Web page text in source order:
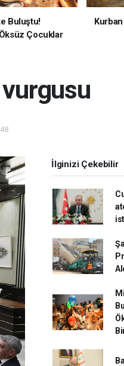
Buluştu!
Çocuklar
İlginizi Çekebilir